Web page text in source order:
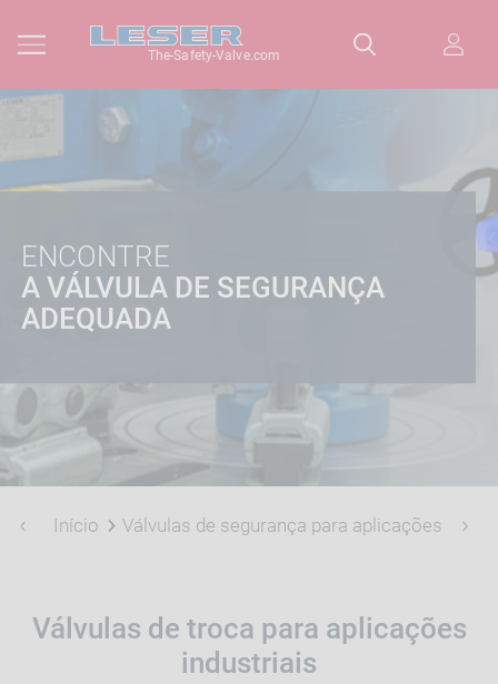
The-Safety-Valve.com
ENCONTRE
A VÁLVULA DE SEGURANÇA
ADEQUADA
Início Válvulas de segurança para aplicações
Válvulas de troca para aplicações
industriais